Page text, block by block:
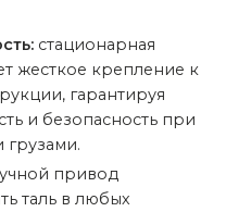
стационарная
жесткое крепление к
гарантируя
и безопасность при
грузами.
привод
таль в любых